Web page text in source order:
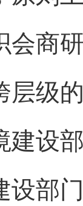
会商
层级
建设
设部